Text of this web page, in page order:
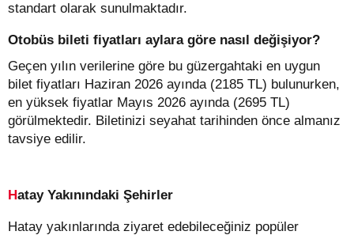
standart olarak sunulmaktadır.
Otobüs bileti fiyatları aylara göre nasıl değişiyor?
Geçen yılın verilerine göre bu güzergahtaki en uygun
bilet fiyatları Haziran 2026 ayında (2185 TL) bulunurken,
en yüksek fiyatlar Mayıs 2026 ayında (2695 TL)
görülmektedir. Biletinizi seyahat tarihinden önce almanız
tavsiye edilir.
Hatay Yakınındaki Şehirler
Hatay yakınlarında ziyaret edebileceğiniz popüler